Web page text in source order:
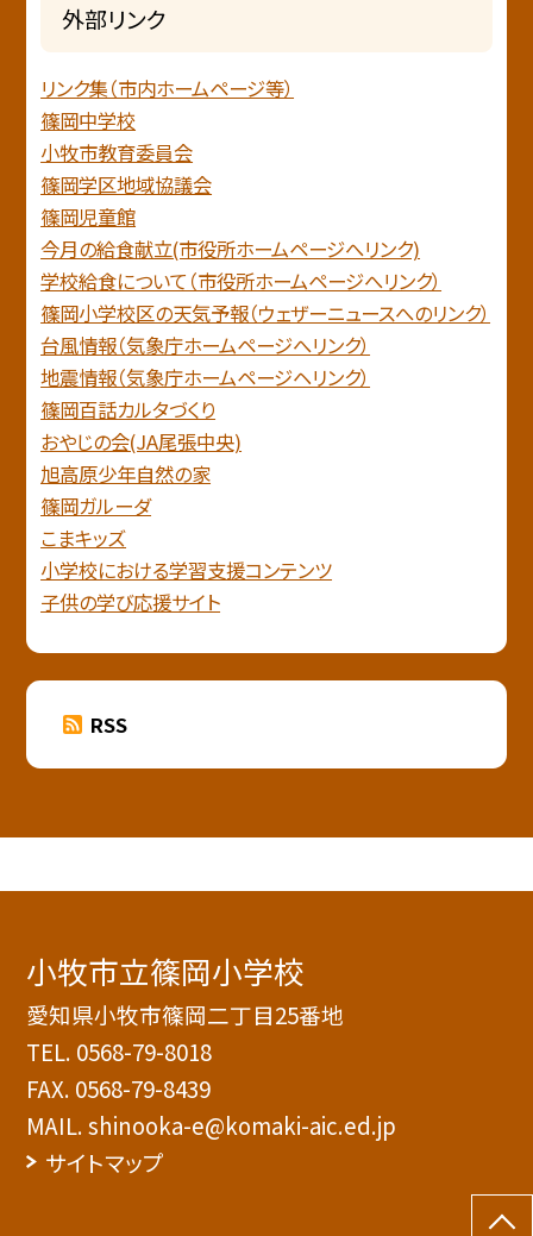
外部リンク
リンク集（市内ホームページ等）
篠岡中学校
小牧市教育委員会
篠岡学区地域協議会
篠岡児童館
今月の給食献立(市役所ホームページへリンク)
学校給食について（市役所ホームページへリンク）
篠岡小学校区の天気予報（ウェザーニュースへのリンク）
台風情報（気象庁ホームページへリンク）
地震情報（気象庁ホームページヘリンク）
篠岡百話カルタづくり
おやじの会(JA尾張中央)
旭高原少年自然の家
篠岡ガルーダ
こまキッズ
小学校における学習支援コンテンツ
子供の学び応援サイト
RSS
小牧市立篠岡小学校
愛知県小牧市篠岡二丁目25番地
TEL. 0568-79-8018
FAX. 0568-79-8439
MAIL. shinooka-e@komaki-aic.ed.jp
サイトマップ